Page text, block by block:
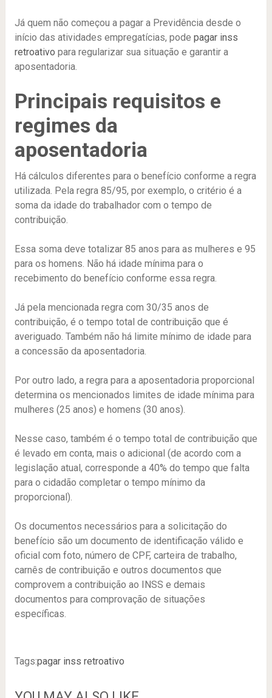
Já quem não começou a pagar a Previdência desde o
início das atividades empregatícias, pode pagar inss
retroativo para regularizar sua situação e garantir a
aposentadoria.
Principais requisitos e
regimes da
aposentadoria
Há cálculos diferentes para o benefício conforme a regra
utilizada. Pela regra 85/95, por exemplo, o critério é a
soma da idade do trabalhador com o tempo de
contribuição.
Essa soma deve totalizar 85 anos para as mulheres e 95
para os homens. Não há idade mínima para o
recebimento do benefício conforme essa regra.
Já pela mencionada regra com 30/35 anos de
contribuição, é o tempo total de contribuição que é
averiguado. Também não há limite mínimo de idade para
a concessão da aposentadoria.
Por outro lado, a regra para a aposentadoria proporcional
determina os mencionados limites de idade mínima para
mulheres (25 anos) e homens (30 anos).
Nesse caso, também é o tempo total de contribuição que
é levado em conta, mais o adicional (de acordo com a
legislação atual, corresponde a 40% do tempo que falta
para o cidadão completar o tempo mínimo da
proporcional).
Os documentos necessários para a solicitação do
benefício são um documento de identificação válido e
oficial com foto, número de CPF, carteira de trabalho,
carnês de contribuição e outros documentos que
comprovem a contribuição ao INSS e demais
documentos para comprovação de situações
específicas.
Tags:pagar inss retroativo